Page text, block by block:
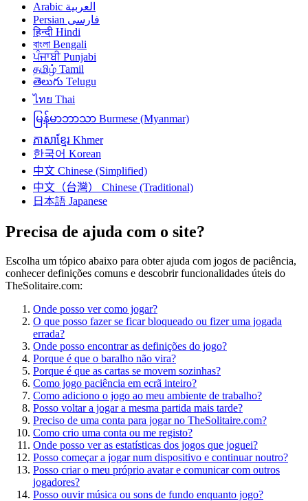
العربية Arabic
فارسی Persian
हिन्दी Hindi
বাংলা Bengali
ਪੰਜਾਬੀ Punjabi
தமிழ் Tamil
తెలుగు Telugu
ไทย Thai
မြန်မာဘာသာ Burmese (Myanmar)
ភាសាខ្មែរ Khmer
한국어 Korean
中文 Chinese (Simplified)
中文（台灣）
Chinese (Traditional)
日本語 Japanese
Precisa de ajuda com o site?
Escolha um tópico abaixo para obter ajuda com jogos de paciência,
conhecer definições comuns e descobrir funcionalidades úteis do
TheSolitaire.com:
Onde posso ver como jogar?
O que posso fazer se ficar bloqueado ou fizer uma jogada
errada?
Onde posso encontrar as definições do jogo?
Porque é que o baralho não vira?
Porque é que as cartas se movem sozinhas?
Como jogo paciência em ecrã inteiro?
Como adiciono o jogo ao meu ambiente de trabalho?
Posso voltar a jogar a mesma partida mais tarde?
Preciso de uma conta para jogar no TheSolitaire.com?
Como crio uma conta ou me registo?
Onde posso ver as estatísticas dos jogos que joguei?
Posso começar a jogar num dispositivo e continuar noutro?
Posso criar o meu próprio avatar e comunicar com outros
jogadores?
Posso ouvir música ou sons de fundo enquanto jogo?